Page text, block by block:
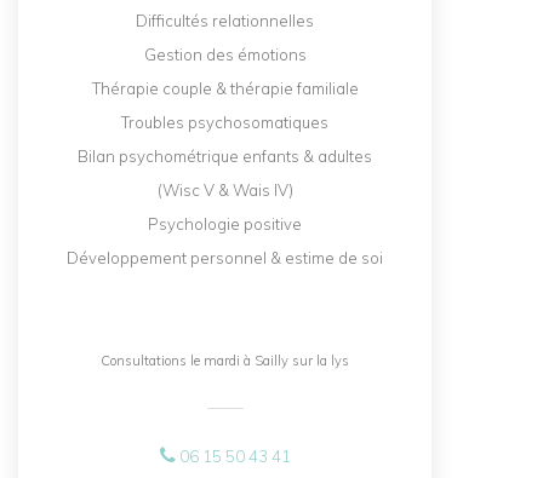
Difficultés relationnelles
Gestion des émotions
Thérapie couple & thérapie familiale
Troubles psychosomatiques
Bilan psychométrique enfants & adultes
(Wisc V & Wais IV)
Psychologie positive
Développement personnel & estime de soi
Consultations le mardi à Sailly sur la lys
06 15 50 43 41